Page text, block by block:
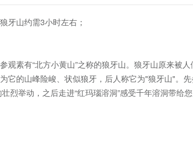
牙山约需3小时左右；
素有“北方小黄山”之称的狼牙山。狼牙山原来被
它的山峰险峻、状似狼牙，后人称它为"狼牙山"。
烈举动，之后走进“红玛瑙溶洞”感受千年溶洞带给